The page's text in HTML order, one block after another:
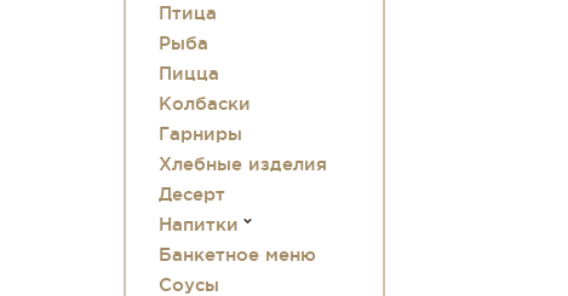
Птица
Рыба
Пицца
Колбаски
Гарниры
Хлебные изделия
Десерт
Напитки
Банкетное меню
Соусы